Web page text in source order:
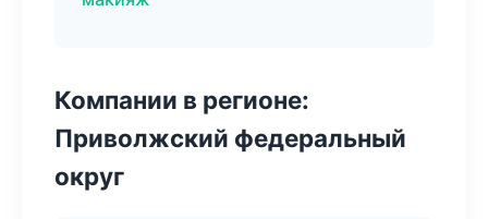
Компании в регионе:
Приволжский федеральный
округ